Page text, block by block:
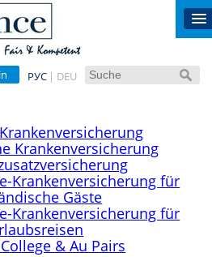
РУС DEU
Krankenversicherung
Krankenversicherung für
Gäste
Krankenversicherung für
& Au Pairs